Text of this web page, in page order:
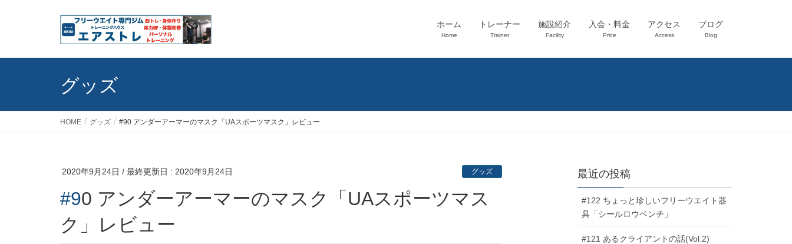
ホーム
Home
トレーナー
Trainer
施設紹介
Facility
入会・料金
Price
アクセス
Access
ブログ
Blog
グッズ
HOME グッズ #90 アンダーアーマーのマスク「UAスポーツマスク」レビュー
2020年9月24日 / 最終更新日 : 2020年9月24日 グッズ
#90 アンダーアーマーのマスク「UAスポーツマス
ク」レビュー
最近の投稿
#122 ちょっと珍しいフリーウエイト器
具「シールロウベンチ」
#121 あるクライアントの話(Vol.2)